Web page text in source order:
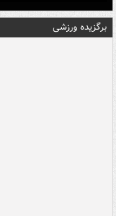
برگزیده ورزشی